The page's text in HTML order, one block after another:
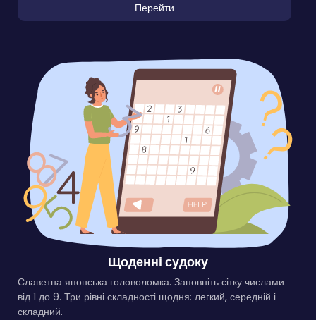
Перейти
Щоденні судоку
Славетна японська головоломка. Заповніть сітку числами
від 1 до 9. Три рівні складності щодня: легкий, середній і
складний.